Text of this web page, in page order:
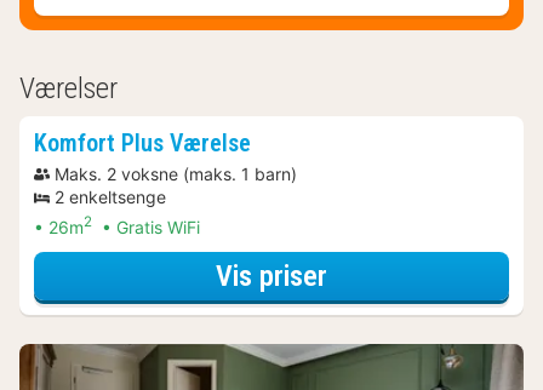
Værelser
Komfort Plus Værelse
Maks. 2 voksne (maks. 1 barn)
2 enkeltsenge
26m2 Gratis WiFi
Vis priser